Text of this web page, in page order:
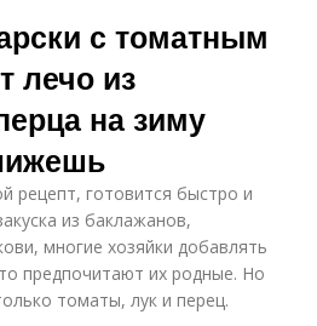
с томатным
лечо из
на зиму
рецепт, готовится быстро и
из баклажанов,
многие хозяйки добавлять
предпочитают их родные. Но
томаты, лук и перец.